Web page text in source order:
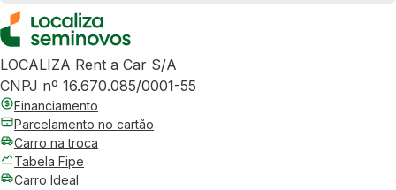
LOCALIZA Rent a Car S/A
CNPJ nº 16.670.085/0001-55
Financiamento
Parcelamento no cartão
Carro na troca
Tabela Fipe
Carro Ideal